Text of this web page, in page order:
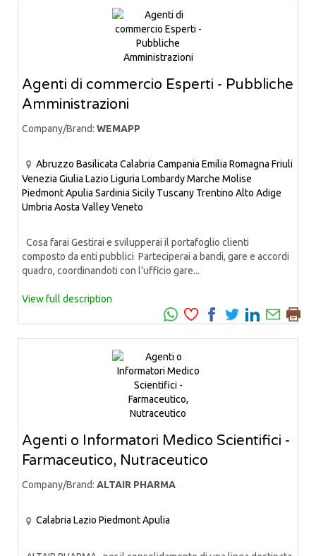
Agenti di commercio Esperti - Pubbliche
Amministrazioni
Company/Brand: WEMAPP
Abruzzo Basilicata Calabria Campania Emilia Romagna Friuli
Venezia Giulia Lazio Liguria LombardyMarche Molise
PiedmontApulia Sardinia Sicily Tuscany Trentino Alto Adige
Umbria Aosta ValleyVeneto
Cosa farai Gestirai e svilupperai il portafoglio clienti
composto da enti pubblici Parteciperai a bandi, gare e accordi
quadro, coordinandoti con l’ufficio gare...
View full description
Agenti o Informatori Medico Scientifici -
Farmaceutico, Nutraceutico
Company/Brand: ALTAIR PHARMA
Calabria Lazio PiedmontApulia